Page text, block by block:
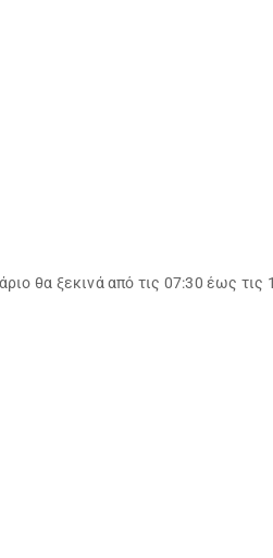
θα ξεκινά από τις 07:30 έως τις